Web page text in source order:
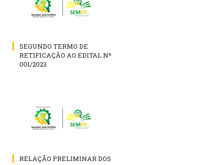
SEGUNDO TERMO DE
RETIFICAÇÃO AO EDITAL Nº
001/2023
RELAÇÃO PRELIMINAR DOS